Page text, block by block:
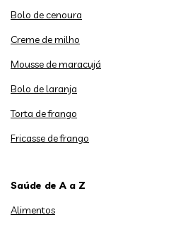
Bolo de cenoura
Creme de milho
Mousse de maracujá
Bolo de laranja
Torta de frango
Fricasse de frango
Saúde de A a Z
Alimentos